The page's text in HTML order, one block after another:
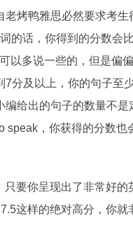
烤鸭雅思必然要求考
的话，你得到的分数会
以多说一些的，但是偏
分及以上，你的句子至
给出的句子的数量不
，你获得的分数也
要你呈现出了非常好
这样的绝对高分，你就